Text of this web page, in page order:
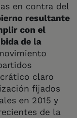
en contra del
resultante
con el
de la
claro
fijados
en 2015 y
de la